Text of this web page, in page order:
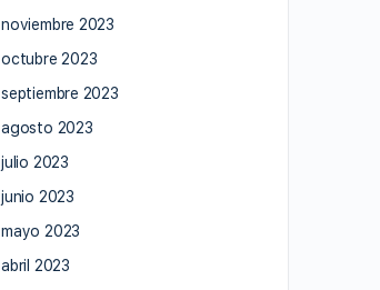
noviembre 2023
octubre 2023
septiembre 2023
agosto 2023
julio 2023
junio 2023
mayo 2023
abril 2023